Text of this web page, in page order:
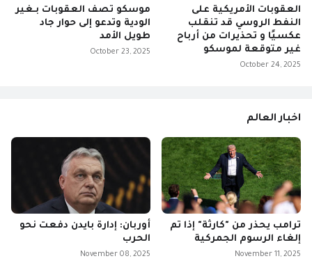
العقوبات الأمريكية على
النفط الروسي قد تنقلب
عكسيًا و تحذيرات من أرباح
غير متوقعة لموسكو
October 24, 2025
موسكو تصف العقوبات بـغير
الودية وتدعو إلى حوار جاد
طويل الأمد
October 23, 2025
اخبار العالم
ترامب يحذر من "كارثة" إذا تم
إلغاء الرسوم الجمركية
November 11, 2025
أوربان: إدارة بايدن دفعت نحو
الحرب
November 08, 2025